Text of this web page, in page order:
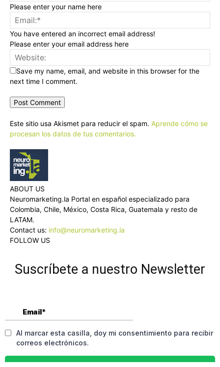
Please enter your name here
You have entered an incorrect email address!
Please enter your email address here
Save my name, email, and website in this browser for the
next time I comment.
Este sitio usa Akismet para reducir el spam. Aprende cómo se
procesan los datos de tus comentarios.
ABOUT US
Neuromarketing.la Portal en español especializado para
Colombia, Chile, México, Costa Rica, Guatemala y resto de
LATAM.
Contact us: info@neuromarketing.la
FOLLOW US
Suscríbete a nuestro Newsletter